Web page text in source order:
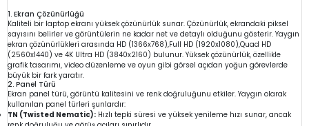
1. Ekran Çözünürlüğü
Kaliteli bir laptop ekranı yüksek çözünürlük sunar. Çözünürlük, ekrandaki piksel
sayısını belirler ve görüntülerin ne kadar net ve detaylı olduğunu gösterir. Yaygın
ekran çözünürlükleri arasında HD (1366x768),Full HD (1920x1080),Quad HD
(2560x1440) ve 4K Ultra HD (3840x2160) bulunur. Yüksek çözünürlük, özellikle
grafik tasarımı, video düzenleme ve oyun gibi görsel açıdan yoğun görevlerde
büyük bir fark yaratır.
2. Panel Türü
Ekran panel türü, görüntü kalitesini ve renk doğruluğunu etkiler. Yaygın olarak
kullanılan panel türleri şunlardır:
TN (Twisted Nematic): Hızlı tepki süresi ve yüksek yenileme hızı sunar, ancak